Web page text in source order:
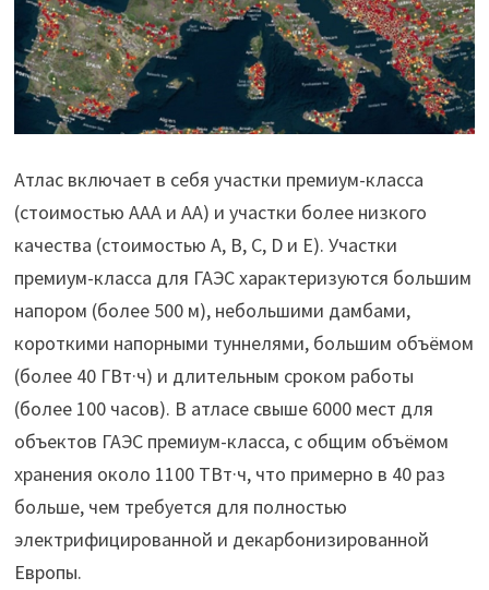
Атлас включает в себя участки премиум-класса
(стоимостью AAA и AA) и участки более низкого
качества (стоимостью A, B, C, D и E). Участки
премиум-класса для ГАЭС характеризуются большим
напором (более 500 м), небольшими дамбами,
короткими напорными туннелями, большим объёмом
(более 40 ГВт·ч) и длительным сроком работы
(более 100 часов). В атласе свыше 6000 мест для
объектов ГАЭС премиум-класса, с общим объёмом
хранения около 1100 ТВт·ч, что примерно в 40 раз
больше, чем требуется для полностью
электрифицированной и декарбонизированной
Европы.